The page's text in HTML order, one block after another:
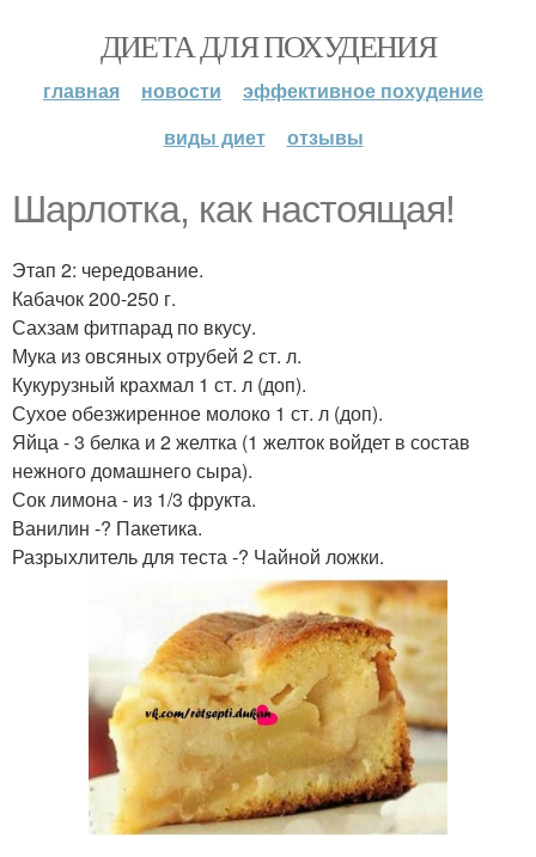
ДИЕТА ДЛЯ ПОХУДЕНИЯ
главная новости
эффективное похудение
виды диет
отзывы
Шарлотка, как настоящая!
Этап 2: чередование.
Кабачок 200-250 г.
Сахзам фитпарад по вкусу.
Мука из овсяных отрубей 2 ст. л.
Кукурузный крахмал 1 ст. л (доп).
Сухое обезжиренное молоко 1 ст. л (доп).
Яйца - 3 белка и 2 желтка (1 желток войдет в состав
нежного домашнего сыра).
Сок лимона - из 1/3 фрукта.
Ванилин -? Пакетика.
Разрыхлитель для теста -? Чайной ложки.